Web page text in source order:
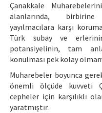
Çanakkale
alanlarında,
yayılmacılara karşı
Türk subay ve
potansiyelinin, tam
konulması pek kolay
Muharebeler boyunca
önemli ölçüde kuvveti
cepheler için karşılıklı
yaratmıştır.